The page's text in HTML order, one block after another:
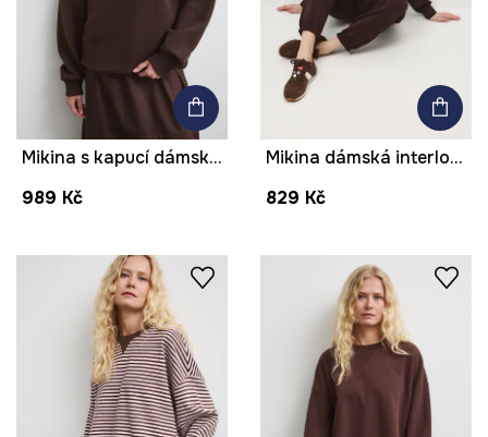
Mikina s kapucí dámská se zvířecím vzorem
989 Kč
Mikina dámská interlock, hladký povrch
829 Kč